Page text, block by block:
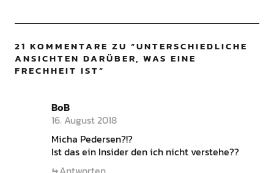
21 KOMMENTARE ZU “UNTERSCHIEDLICHE
ANSICHTEN DARÜBER, WAS EINE
FRECHHEIT IST”
BoB
16. August 2018
Micha Pedersen?!?
Ist das ein Insider den ich nicht verstehe??